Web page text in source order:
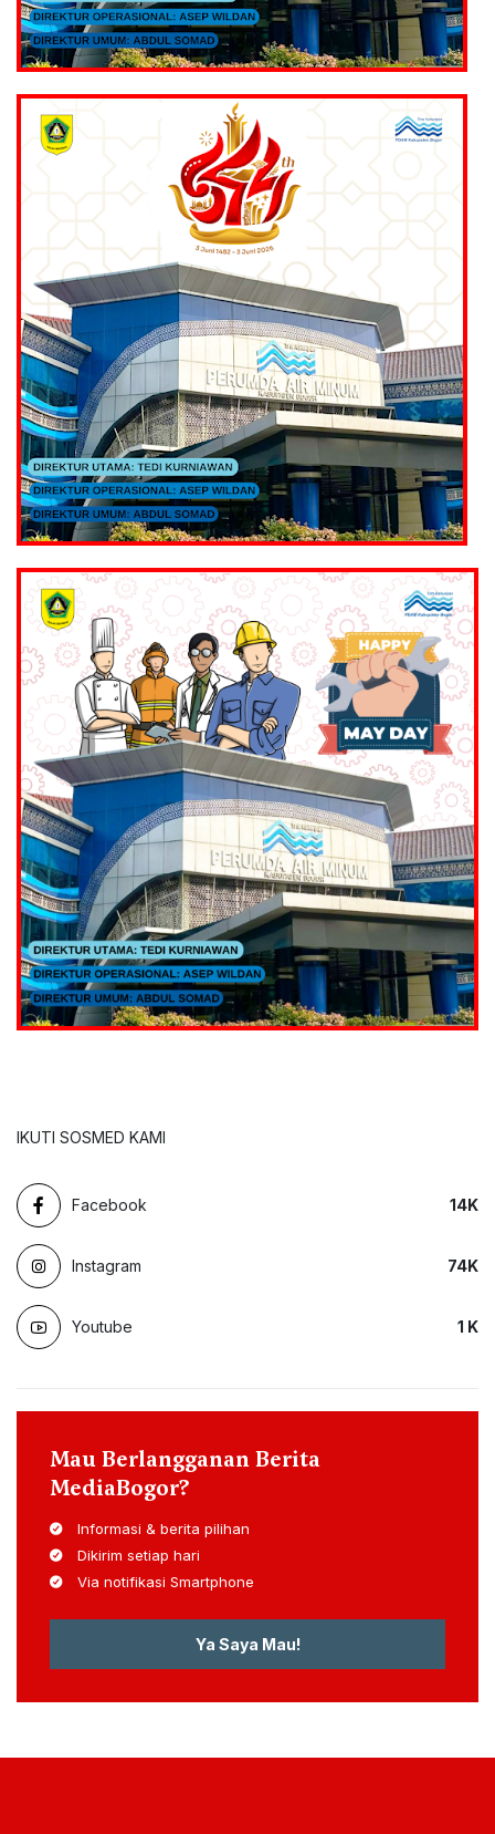
IKUTI SOSMED KAMI
Facebook 14K
Instagram 74K
Youtube 1 K
Mau Berlangganan Berita
MediaBogor?
Informasi & berita pilihan
Dikirim setiap hari
Via notifikasi Smartphone
Ya Saya Mau!